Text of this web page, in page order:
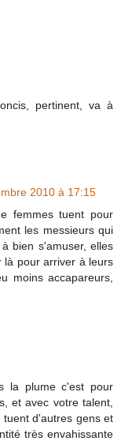
pertinent, va à
2010 à 17:15
femmes tuent pour
les messieurs qui
bien s'amuser, elles
là pour arriver à leurs
moins accapareurs,
la plume c'est pour
et avec votre talent,
d'autres gens et
très envahissante